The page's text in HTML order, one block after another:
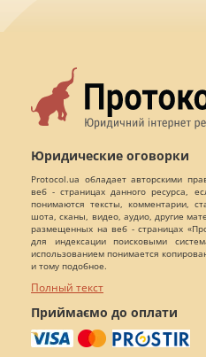
Юридические оговорки
Protocol.ua обладает авторскими
веб - страницах данного ресурса,
понимаются тексты, комментарии,
шота, сканы, видео, аудио, другие
размещенных на веб - страницах
для индексации поисковыми
использованием понимается
и тому подобное.
Полный текст
Приймаємо до оплати